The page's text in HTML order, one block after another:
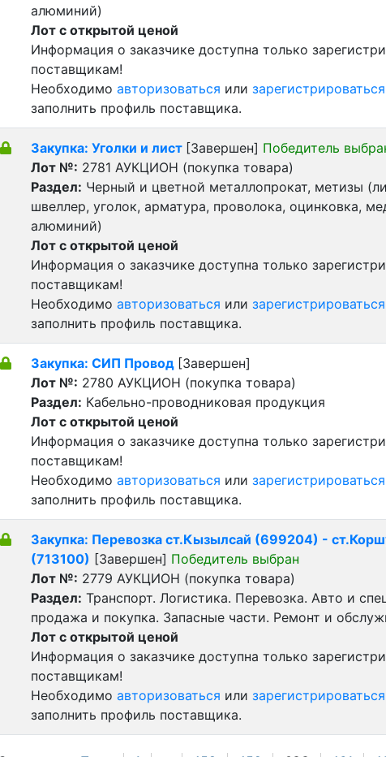
алюминий)
Лот с открытой ценой
Информация о заказчике доступна только
поставщикам!
Необходимо авторизоваться или зарегистрироваться
заполнить профиль поставщика.
Закупка: Уголки и лист [Завершен] Победитель
Лот №: 2781 АУКЦИОН (покупка товара)
Раздел: Черный и цветной металлопрокат, метизы
швеллер, уголок, арматура, проволока, оцинковка,
алюминий)
Лот с открытой ценой
Информация о заказчике доступна только
поставщикам!
Необходимо авторизоваться или зарегистрироваться
заполнить профиль поставщика.
Закупка: СИП Провод [Завершен]
Лот №: 2780 АУКЦИОН (покупка товара)
Раздел: Кабельно-проводниковая продукция
Лот с открытой ценой
Информация о заказчике доступна только
поставщикам!
Необходимо авторизоваться или зарегистрироваться
заполнить профиль поставщика.
Закупка: Перевозка ст.Кызылсай (699204) -
(713100) [Завершен] Победитель выбран
Лот №: 2779 АУКЦИОН (покупка товара)
Раздел: Транспорт. Логистика. Перевозка. Авто и
продажа и покупка. Запасные части. Ремонт и
Лот с открытой ценой
Информация о заказчике доступна только
поставщикам!
Необходимо авторизоваться или зарегистрироваться
заполнить профиль поставщика.